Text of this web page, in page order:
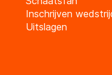
Inschrijven
Uitslagen